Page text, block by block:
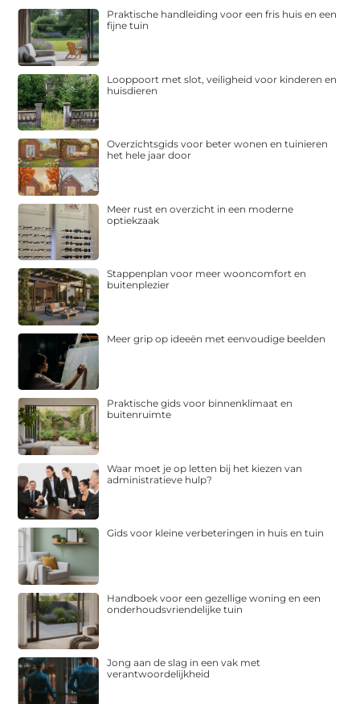
Praktische handleiding voor een fris huis en een
fijne tuin
Looppoort met slot, veiligheid voor kinderen en
huisdieren
Overzichtsgids voor beter wonen en tuinieren
het hele jaar door
Meer rust en overzicht in een moderne
optiekzaak
Stappenplan voor meer wooncomfort en
buitenplezier
Meer grip op ideeën met eenvoudige beelden
Praktische gids voor binnenklimaat en
buitenruimte
Waar moet je op letten bij het kiezen van
administratieve hulp?
Gids voor kleine verbeteringen in huis en tuin
Handboek voor een gezellige woning en een
onderhoudsvriendelijke tuin
Jong aan de slag in een vak met
verantwoordelijkheid